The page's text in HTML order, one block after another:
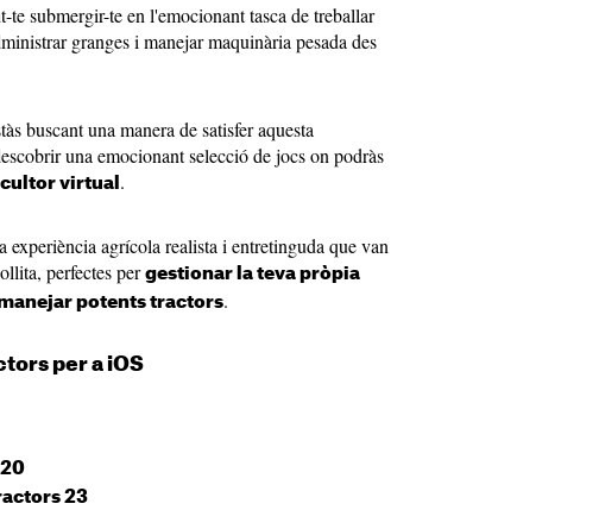
te submergir-te en l'emocionant tasca de treballar
granges i manejar maquinària pesada des
buscant una manera de satisfer aquesta
una emocionant selecció de jocs on podràs
virtual .
experiència agrícola realista i entretinguda que van
perfectes pergestionar la teva pròpia
potents tractors.
per a iOS
23